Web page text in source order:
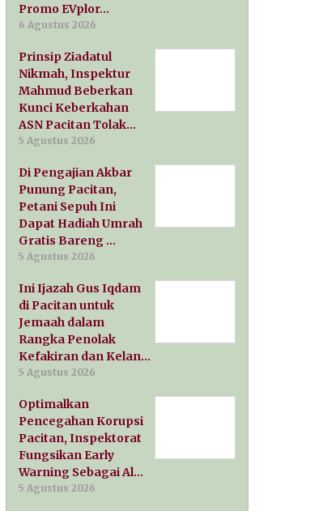
Promo EVplor…
6 Agustus 2026
Prinsip Ziadatul
Nikmah, Inspektur
Mahmud Beberkan
Kunci Keberkahan
ASN Pacitan Tolak…
5 Agustus 2026
Di Pengajian Akbar
Punung Pacitan,
Petani Sepuh Ini
Dapat Hadiah Umrah
Gratis Bareng …
5 Agustus 2026
Ini Ijazah Gus Iqdam
di Pacitan untuk
Jemaah dalam
Rangka Penolak
Kefakiran dan Kelan…
5 Agustus 2026
Optimalkan
Pencegahan Korupsi
Pacitan, Inspektorat
Fungsikan Early
Warning Sebagai Al…
5 Agustus 2026